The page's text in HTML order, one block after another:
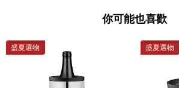
你可能也喜歡
盛夏選物 盛夏選物